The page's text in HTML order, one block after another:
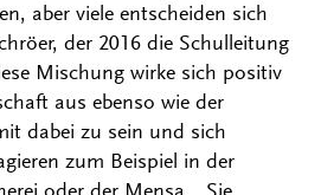
aber viele entscheiden sich
der 2016 die Schulleitung
Mischung wirke sich positiv
aus ebenso wie der
dabei zu sein und sich
zum Beispiel in der
oder der Mensa. „Sie